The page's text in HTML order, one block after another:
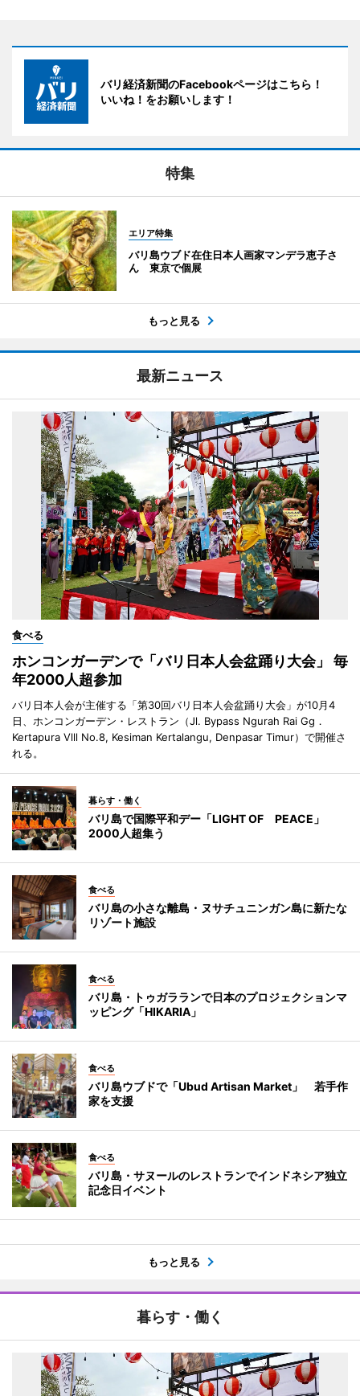
バリ経済新聞のFacebookページはこちら！
いいね！をお願いします！
特集
エリア特集
バリ島ウブド在住日本人画家マンデラ恵子さ
ん 東京で個展
もっと見る
最新ニュース
食べる
ホンコンガーデンで「バリ日本人会盆踊り大会」 毎
年2000人超参加
バリ日本人会が主催する「第30回バリ日本人会盆踊り大会」が10月4
日、ホンコンガーデン・レストラン（Jl. Bypass Ngurah Rai Gg．
Kertapura Vlll No.8, Kesiman Kertalangu, Denpasar Timur）で開催さ
れる。
暮らす・働く
バリ島で国際平和デー「LIGHT OF PEACE」
2000人超集う
食べる
バリ島の小さな離島・ヌサチュニンガン島に新たな
リゾート施設
食べる
バリ島・トゥガラランで日本のプロジェクションマ
ッピング「HIKARIA」
食べる
バリ島ウブドで「Ubud Artisan Market」 若手作
家を支援
食べる
バリ島・サヌールのレストランでインドネシア独立
記念日イベント
もっと見る
暮らす・働く